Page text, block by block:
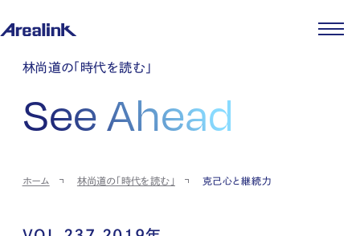
企業情報
企業理念
会社概要
コーポレートガバナンス
ストレージ事業
パートナー制度
土地権利整備事業
IR情報
IRカレンダー
IRポリシー
ストレージ室数実績
ニュース
商品情報
林尚道の「時代を読む」
See Ahead
ホーム 林尚道の「時代を読む」 克己心と継続力